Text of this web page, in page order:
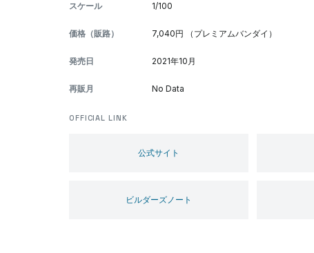
スケール 1/100
価格（販路） 7,040円 （プレミアムバンダイ）
発売日 2021年10月
再販月 No Data
OFFICIAL LINK
公式サイト
ビルダーズノート